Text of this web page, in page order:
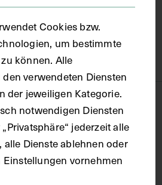
Cookies bzw.
um bestimmte
können. Alle
verwendeten Diensten
der jeweiligen Kategorie.
notwendigen Diensten
jederzeit alle
alle Dienste ablehnen oder
vornehmen